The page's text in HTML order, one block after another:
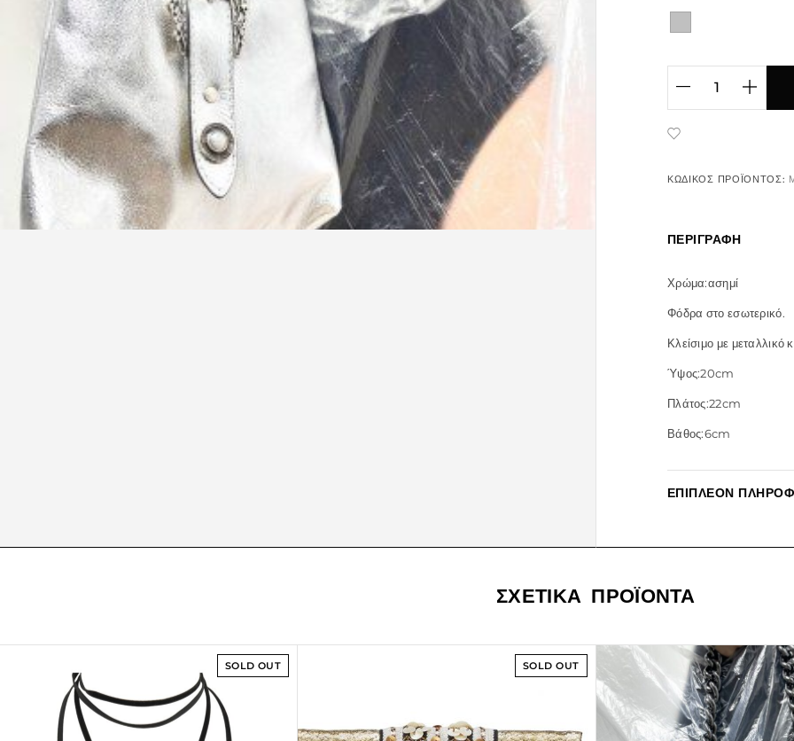
ΚΩΔΙΚΌΣ ΠΡΟΪΌΝΤΟΣ:
ΠΕΡΙΓΡΑΦΉ
Χρώμα:ασημί
Φόδρα στο εσωτερικό.
Κλείσιμο με
Ύψος:20cm
Πλάτος:22cm
Βάθος:6cm
ΕΠΙΠΛΈΟΝ
ΣΧΕΤΙΚΆ ΠΡΟΪΌΝΤΑ
SOLD OUT SOLD OUT